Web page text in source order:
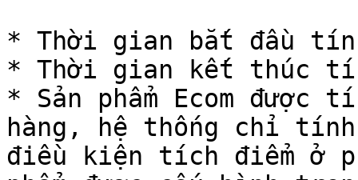
* Thời gian bắt đầu
* Thời gian kết thúc
* Sản phẩm Ecom được
hàng, hệ thống chỉ
điều kiện tích điểm ở